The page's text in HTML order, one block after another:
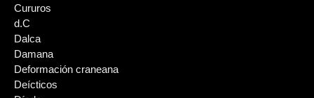
Cururos
d.C
Dalca
Damana
Deformación craneana
Deícticos